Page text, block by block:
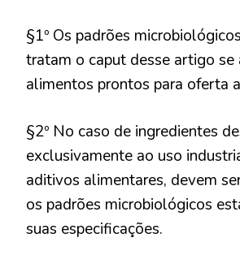
§1º Os padrões
tratam o caput desse artigo se
alimentos prontos para oferta
§2º No caso de ingredientes
exclusivamente ao uso
aditivos alimentares, devem
os padrões microbiológicos
suas especificações.